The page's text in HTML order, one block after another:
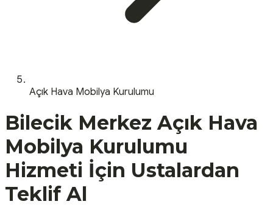
Açık Hava Mobilya Kurulumu
Bilecik Merkez Açık Hava
Mobilya Kurulumu
Hizmeti İçin Ustalardan
Teklif Al